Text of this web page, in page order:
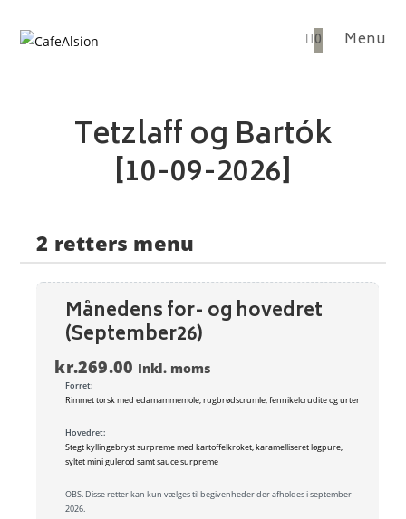
0 Menu
Tetzlaff og Bartók
[10-09-2026]
2 retters menu
Månedens for- og hovedret
(September26)
kr.269.00 Inkl. moms
Forret:
Rimmet torsk med edamammemole, rugbrødscrumle, fennikelcrudite og urter
Hovedret:
Stegt kyllingebryst surpreme med kartoffelkroket, karamelliseret løgpure,
syltet mini gulerod samt sauce surpreme
OBS. Disse retter kan kun vælges til begivenheder der afholdes i september
2026.